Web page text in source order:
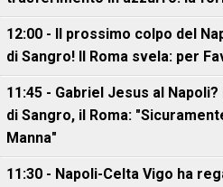
12:00 - Il prossimo colpo del
di Sangro! Il Roma svela: per
11:45 - Gabriel Jesus al
di Sangro, il Roma:
Manna"
11:30 - Napoli-Celta Vigo ha